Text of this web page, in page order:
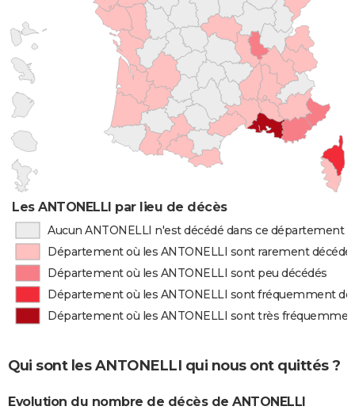
Les ANTONELLI par lieu de décès
Aucun ANTONELLI n'est décédé dans ce département
Département où les ANTONELLI sont rarement
Département où les ANTONELLI sont peu décédés
Département où les ANTONELLI sont fréquemment
Département où les ANTONELLI sont très
Qui sont les ANTONELLI qui nous ont quittés ?
Evolution du nombre de décès de ANTONELLI